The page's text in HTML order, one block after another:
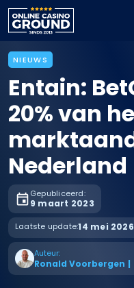
NIEUWS
Entain:
20% van
Nederland
Gepubliceerd:
9 maart 2023
Laatste update:14 mei 2026
Auteur:
Ronald Voorbergen |